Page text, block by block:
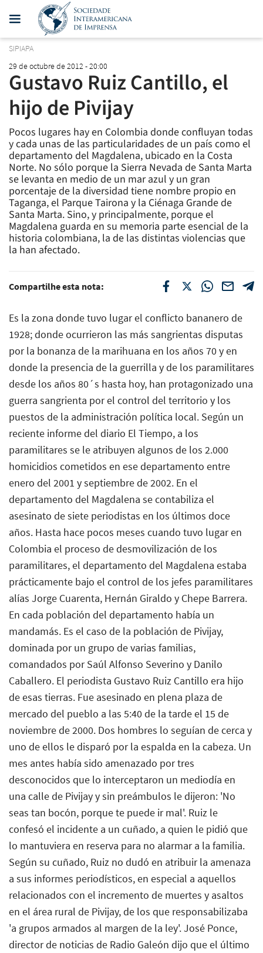
SIPIAPA
29 de octubre de 2012 - 20:00
Gustavo Ruiz Cantillo, el
hijo de Pivijay
Pocos lugares hay en Colombia donde confluyan todas
y cada unas de las particularidades de un país como el
departamento del Magdalena, ubicado en la Costa
Norte. No sólo porque la Sierra Nevada de Santa Marta
se levanta en medio de un mar azul y un gran
porcentaje de la diversidad tiene nombre propio en
Taganga, el Parque Tairona y la Ciénaga Grande de
Santa Marta. Sino, y principalmente, porque el
Magdalena guarda en su memoria parte esencial de la
historia colombiana, la de las distintas violencias que
la han afectado.
Compartilhe esta nota:
Es la zona donde tuvo lugar el conflicto bananero de
1928; donde ocurrieron las más sangrientas disputas
por la bonanza de la marihuana en los años 70 y en
donde la presencia de la guerrilla y de los paramilitares
desde los años 80´s hasta hoy, han protagonizado una
guerra sangrienta por el control del territorio y los
puestos de la administración política local. Según un
reciente informe del diario El Tiempo, a los
paramilitares se le atribuyen algunos de los 2.000
homicidios cometidos en ese departamento entre
enero del 2001 y septiembre de 2002. En el
departamento del Magdalena se contabiliza el
asesinato de siete periodistas en los últimos doce
años. Hasta hace pocos meses cuando tuvo lugar en
Colombia el proceso de desmovilización de los
paramilitares, el departamento del Magdalena estaba
prácticamente bajo el control de los jefes paramilitares
alías Jorge Cuarenta, Hernán Giraldo y Chepe Barrera.
En cada población del departamento había un
mandamás. Es el caso de la población de Pivijay,
dominada por un grupo de varias familias,
comandados por Saúl Alfonso Severino y Danilo
Caballero. El periodista Gustavo Ruiz Cantillo era hijo
de esas tierras. Fue asesinado en plena plaza de
mercado del pueblo a las 5:40 de la tarde el 15 de
noviembre de 2000. Dos hombres lo seguían de cerca y
uno de ellos le disparó por la espalda en la cabeza. Un
mes antes había sido amenazado por tres
desconocidos que lo interceptaron un mediodía en
una calle de Pivijay y sin preámbulos le dijeron: 'No
seas tan bocón, porque te puede ir mal'. Ruiz le
confesó el incidente a un cuñado, a quien le pidió que
lo mantuviera en reserva para no alarmar a la familia.
Según su cuñado, Ruiz no dudó en atribuir la amenaza
a sus informes periodísticos, en especial a aquellos
relacionados con el incremento de muertes y asaltos
en el área rural de Pivijay, de los que responsabilizaba
'a grupos armados al margen de la ley'. José Ponce,
director de noticias de Radio Galeón dijo que el último